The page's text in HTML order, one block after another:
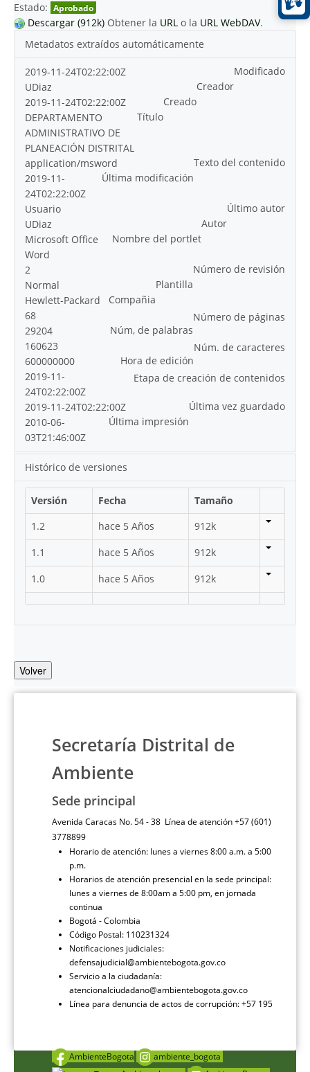
Estado: Aprobado
Descargar (912k) Obtener la URL o la URL WebDAV.
Metadatos extraídos automáticamente
Modificado
2019-11-24T02:22:00Z
Creador
UDiaz
Creado
2019-11-24T02:22:00Z
Título
DEPARTAMENTO
ADMINISTRATIVO DE
PLANEACIÓN DISTRITAL
Texto del contenido
application/msword
Última modificación
2019-11-
24T02:22:00Z
Último autor
Usuario
Autor
UDiaz
Nombre del portlet
Microsoft Office
Word
Número de revisión
2
Plantilla
Normal
Compañia
Hewlett-Packard
Número de páginas
68
Núm, de palabras
29204
Núm. de caracteres
160623
Hora de edición
600000000
Etapa de creación de contenidos
2019-11-
24T02:22:00Z
Última vez guardado
2019-11-24T02:22:00Z
Última impresión
2010-06-
03T21:46:00Z
Histórico de versiones
Versión Fecha
Tamaño
1.2
hace 5 Años
912k
1.1
hace 5 Años
912k
1.0
hace 5 Años 912k
Volver
Secretaría Distrital de
Ambiente
Sede principal
Avenida Caracas No. 54 - 38 Línea de atención +57 (601)
3778899
Horario de atención: lunes a viernes 8:00 a.m. a 5:00
p.m.
Horarios de atención presencial en la sede principal:
lunes a viernes de 8:00am a 5:00 pm, en jornada
continua
Bogotá - Colombia
Código Postal: 110231324
Notificaciones judiciales:
defensajudicial@ambientebogota.gov.co
Servicio a la ciudadanía:
atencionalciudadano@ambientebogota.gov.co
Línea para denuncia de actos de corrupción: +57 195
AmbienteBogota
ambiente_bogota